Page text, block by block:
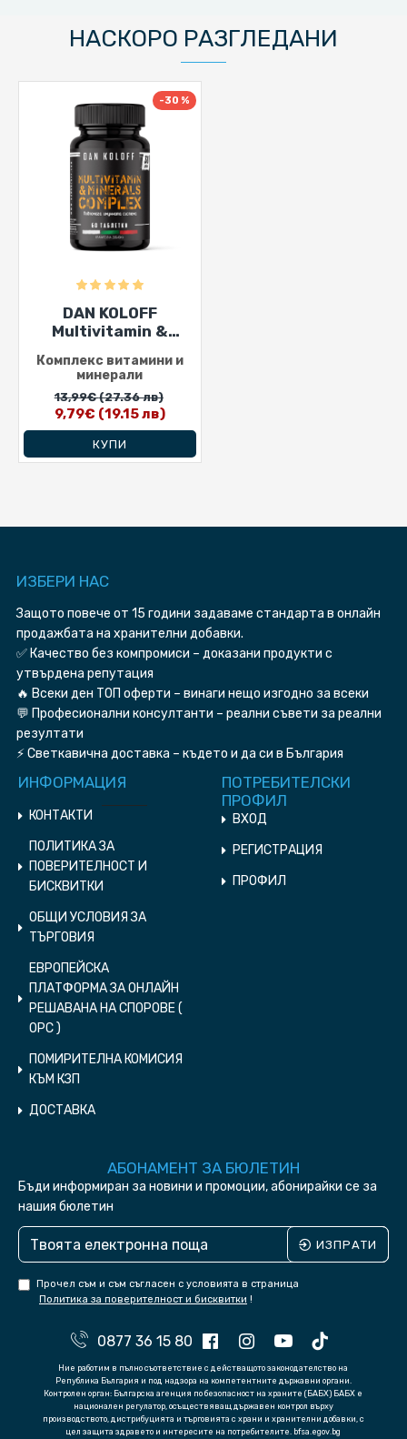
НАСКОРО РАЗГЛЕДАНИ
-30 %
DAN KOLOFF
Multivitamin &
таблетки
Комплекс витамини и
минерали
9,79€ (19.15 лв)
13,99€(27.36 лв)
КУПИ
ИЗБЕРИ HAC
Защото повече от 15 години задаваме стандарта в онлайн
продажбата на хранителни добавки.
✅ Качество без компромиси – доказани продукти с
утвърдена репутация
🔥 Всеки ден ТОП оферти – винаги нещо изгодно за всеки
💬 Професионални консултанти – реални съвети за реални
резултати
⚡ Светкавична доставка – където и да си в България
ИНФОРМАЦИЯ
КОНТАКТИ
ПОЛИТИКА ЗА
ПОВЕРИТЕЛНОСТ И
БИСКВИТКИ
ОБЩИ УСЛОВИЯ ЗА
ТЪРГОВИЯ
ЕВРОПЕЙСКА
ПЛАТФОРМА ЗА ОНЛАЙН
РЕШАВАНА НА СПОРОВЕ (
ОPC )
ПОМИРИТЕЛНА КОМИСИЯ
КЪМ КЗП
ДОСТАВКА
ПОТРЕБИТЕЛСКИ
ПРОФИЛ
ВХОД
РЕГИСТРАЦИЯ
ПРОФИЛ
АБОНАМЕНТ ЗА БЮЛЕТИН
Бъди информиран за новини и промоции, абонирайки се за
нашия бюлетин
ИЗПРАТИ
Прочел съм и съм съгласен с условията в страница
Политика за поверителност и бисквитки !
0877 36 15 80
Ние работим в пълно съответствие с действащото законодателство на
Република България и под надзора на компетентните държавни органи.
Контролен орган: Българска агенция по безопасност на храните (БАБХ) БАБХ е
национален регулатор, осъществяващ държавен контрол върху
производството, дистрибуцията и търговията с храни и хранителни добавки, с
цел защита здравето и интересите на потребителите. bfsa.egov.bg